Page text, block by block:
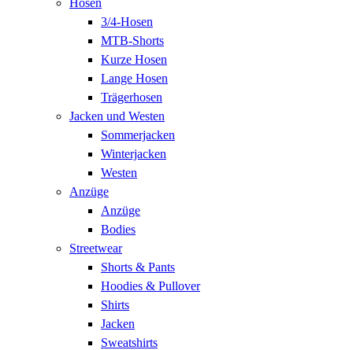
3/4-Hosen
MTB-Shorts
Kurze Hosen
Lange Hosen
Trägerhosen
Jacken und Westen
Sommerjacken
Winterjacken
Westen
Anzüge
Anzüge
Bodies
Streetwear
Shorts & Pants
Hoodies & Pullover
Shirts
Jacken
Sweatshirts